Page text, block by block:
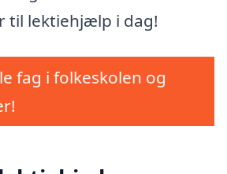
til lektiehjælp i dag!
fag i folkeskolen og